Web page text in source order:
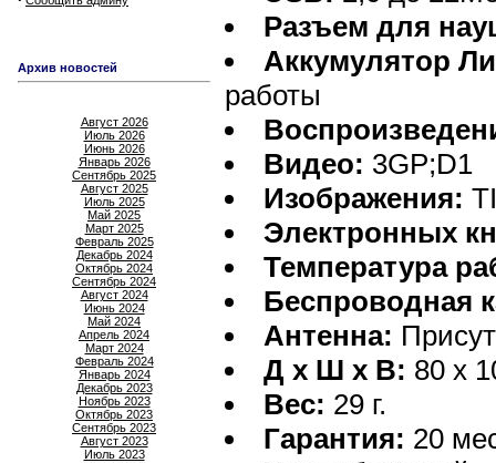
Архив новостей
Август 2026
Июль 2026
Июнь 2026
Январь 2026
Сентябрь 2025
Август 2025
Июль 2025
Май 2025
Март 2025
Февраль 2025
Декабрь 2024
Октябрь 2024
Сентябрь 2024
Август 2024
Июнь 2024
Май 2024
Апрель 2024
Март 2024
Февраль 2024
Январь 2024
Декабрь 2023
Ноябрь 2023
Октябрь 2023
Сентябрь 2023
Август 2023
Июль 2023
Разъем для
Аккумулятор
работы
Видео: 3GP;D1
Изображения:
Электронных
Температура
Беспроводная
Антенна:
Д х Ш х В: 80 x
Вес: 29 г.
Гарантия: 20